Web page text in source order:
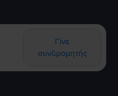
Γίνε
συνδρομητής